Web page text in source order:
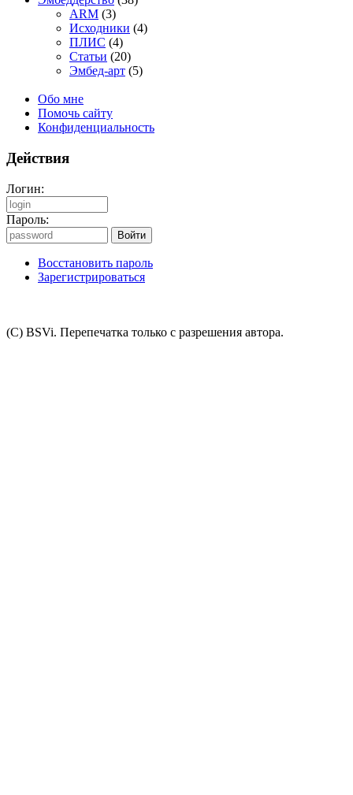
ARM (3)
Исходники (4)
ПЛИС (4)
Статьи (20)
Эмбед-арт (5)
Обо мне
Помочь сайту
Конфиденциальность
Действия
Логин:
Пароль:
Восстановить пароль
Зарегистрироваться
(C) BSVi. Перепечатка только с разрешения автора.